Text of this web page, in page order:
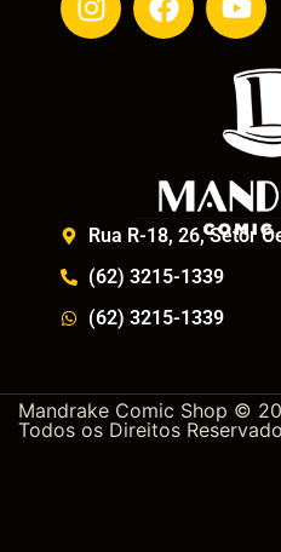
Rua R-18, 26, Setor
(62) 3215-1339
(62) 3215-1339
Mandrake Comic Shop ©
Todos os Direitos